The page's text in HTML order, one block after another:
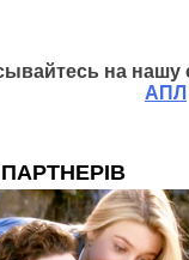
на нашу
АПЛ